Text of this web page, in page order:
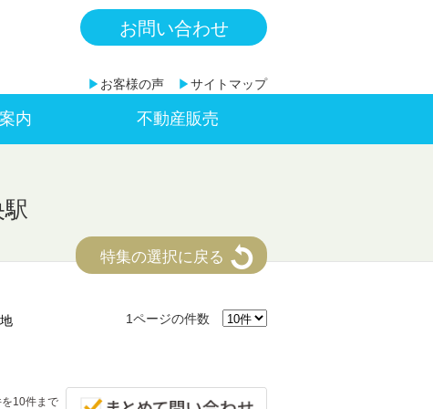
お問い合わせ
▶ お客様の声 ▶サイトマップ
内 不動産販売
特集の選択に戻る
1ページの件数
10件まで